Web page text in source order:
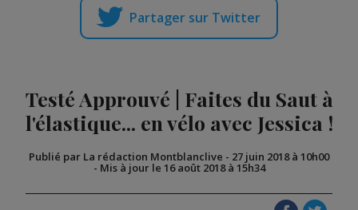
Partager sur Twitter
Testé Approuvé | Faites du Saut à
l'élastique... en vélo avec Jessica !
Publié par La rédaction Montblanclive - 27 juin 2018 à 10h00
- Mis à jour le 16 août 2018 à 15h34